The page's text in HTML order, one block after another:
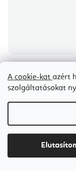
A cookie-kat azért
szolgáltatásokat
MEINL Sonic